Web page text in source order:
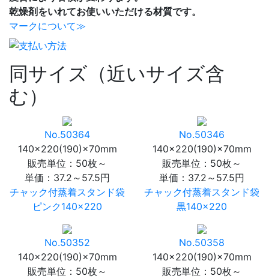
乾燥剤をいれてお使いいただける材質です。
マークについて≫
同サイズ（近いサイズ含
む）
No.50364
140×220(190)×70mm
販売単位：50枚～
単価： 37.2～57.5円
チャック付蒸着スタンド袋
ピンク140×220
No.50346
140×220(190)×70mm
販売単位：50枚～
単価： 37.2～57.5円
チャック付蒸着スタンド袋
黒140×220
No.50352
140×220(190)×70mm
販売単位：50枚～
No.50358
140×220(190)×70mm
販売単位：50枚～